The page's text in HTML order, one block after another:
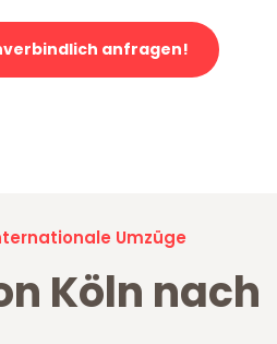
anfragen!
Umzüge
Köln nach